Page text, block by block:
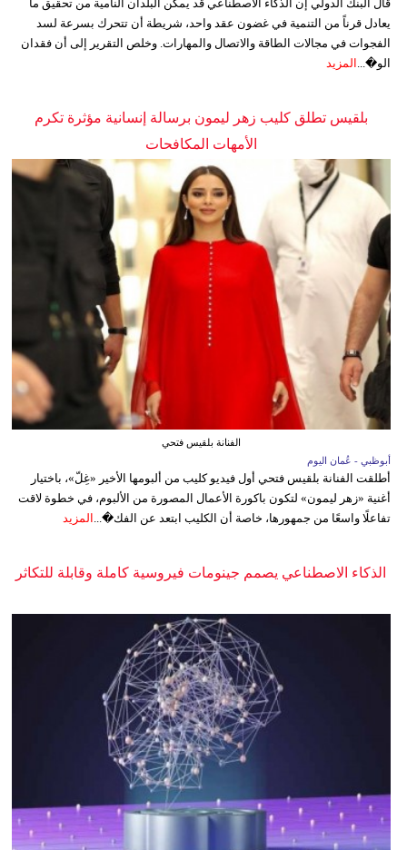
قال البنك الدولي إن الذكاء الاصطناعي قد يمكن البلدان النامية من تحقيق ما
يعادل قرناً من التنمية في غضون عقد واحد، شريطة أن تتحرك بسرعة لسد
الفجوات في مجالات الطاقة والاتصال والمهارات. وخلص التقرير إلى أن فقدان
الو�...
المزيد
بلقيس تطلق كليب زهر ليمون برسالة إنسانية مؤثرة تكرم
الأمهات المكافحات
الفنانة بلقيس فتحي
أبوظبي - عُمان اليوم
أطلقت الفنانة بلقيس فتحي أول فيديو كليب من ألبومها الأخير «غِلّ»، باختيار
أغنية «زهر ليمون» لتكون باكورة الأعمال المصورة من الألبوم، في خطوة لاقت
تفاعلًا واسعًا من جمهورها، خاصة أن الكليب ابتعد عن الفك�... المزيد
الذكاء الاصطناعي يصمم جينومات فيروسية كاملة وقابلة للتكاثر